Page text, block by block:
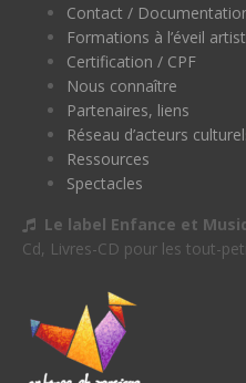
Contact /
Formations à l’éveil
Certification / CPF
Nous connaître
Partenaires, liens
Réseau d’acteurs
Ressources
Spectacles
Le label Enfance et
Cd, Livres-CD pour les tout-